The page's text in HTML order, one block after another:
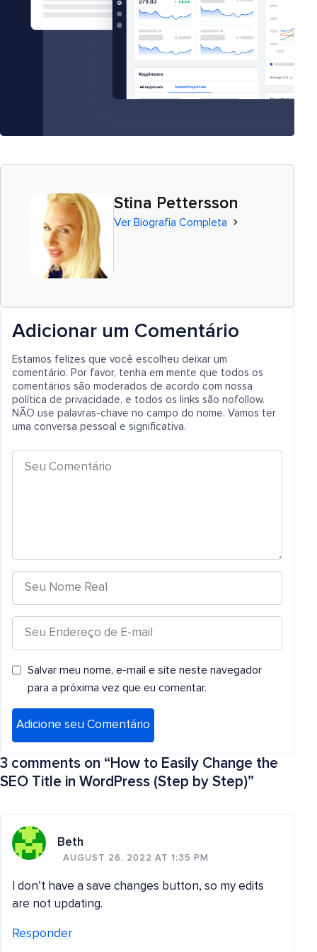
Stina Pettersson
Ver Biografia Completa
Adicionar um Comentário
Estamos felizes que você escolheu deixar um
comentário. Por favor, tenha em mente que todos os
comentários são moderados de acordo com nossa
política de privacidade, e todos os links são nofollow.
NÃO use palavras-chave no campo do nome. Vamos ter
uma conversa pessoal e significativa.
Salvar meu nome, e-mail e site neste navegador
para a próxima vez que eu comentar.
3 comments on “How to Easily Change the
SEO Title in WordPress (Step by Step)”
Beth
AUGUST 26, 2022 AT 1:35 PM
I don’t have a save changes button, so my edits
are not updating.
Responder